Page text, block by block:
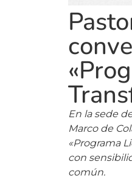
En la sede
Marco de
«Programa
con
común.